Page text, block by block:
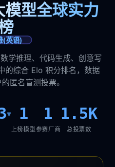
型全球实力
(英语)
学推理、代码生成、创意写
的综合 Elo 积分排名，数据
匿名盲测投票。
▾ 1
上榜模型
1
参赛厂商
1.5K
总投票数